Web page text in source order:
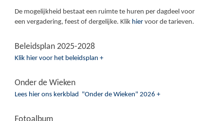
De mogelijkheid bestaat een ruimte te huren per dagdeel voor
een vergadering, feest of dergelijke. Klik hier voor de tarieven.
Beleidsplan 2025-2028
Klik hier voor het beleidsplan +
Onder de Wieken
Lees hier ons kerkblad "Onder de Wieken" 2026 +